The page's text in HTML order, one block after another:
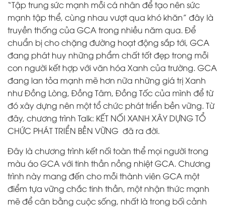
“Tập trung sức mạnh mỗi cá nhân để tạo nên sức
mạnh tập thể, cùng nhau vượt qua khó khăn” đây là
truyền thống của GCA trong nhiều năm qua. Để
chuẩn bị cho chặng đường hoạt động sắp tới, GCA
đang phát huy những phẩm chất tốt đẹp trong mỗi
con người kết hợp với văn hóa Xanh của trường. GCA
đang lan tỏa mạnh mẽ hơn nữa những giá trị Xanh
như Đồng Lòng, Đồng Tâm, Đồng Tốc của mình để từ
đó xây dựng nên một tổ chức phát triển bền vững. Từ
đây, chương trình Talk: KẾT NỐI XANH XÂY DỰNG TỔ
CHỨC PHÁT TRIỂN BỀN VỮNG đã ra đời.
Đây là chương trình kết nối toàn thể mọi người trong
màu áo GCA với tinh thần nồng nhiệt GCA. Chương
trình này mang đến cho mỗi thành viên GCA một
điểm tựa vững chắc tinh thần, một nhận thức mạnh
mẽ để cân bằng cuộc sống, nhất là trong bối cảnh